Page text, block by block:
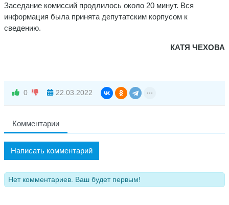
Заседание комиссий продлилось около 20 минут. Вся
информация была принята депутатским корпусом к
сведению.
КАТЯ ЧЕХОВА
0 22.03.2022
Комментарии
Написать комментарий
Нет комментариев. Ваш будет первым!